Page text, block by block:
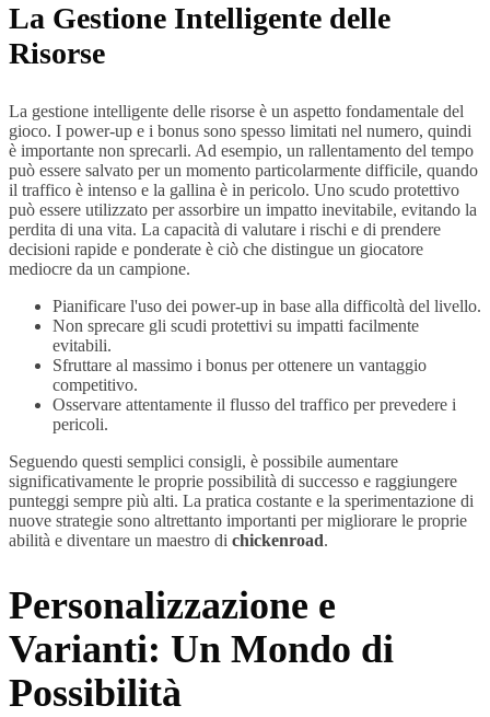
La Gestione Intelligente delle
Risorse
La gestione intelligente delle risorse è un aspetto fondamentale del
gioco. I power-up e i bonus sono spesso limitati nel numero, quindi
è importante non sprecarli. Ad esempio, un rallentamento del tempo
può essere salvato per un momento particolarmente difficile, quando
il traffico è intenso e la gallina è in pericolo. Uno scudo protettivo
può essere utilizzato per assorbire un impatto inevitabile, evitando la
perdita di una vita. La capacità di valutare i rischi e di prendere
decisioni rapide e ponderate è ciò che distingue un giocatore
mediocre da un campione.
Pianificare l'uso dei power-up in base alla difficoltà del livello.
Non sprecare gli scudi protettivi su impatti facilmente
evitabili.
Sfruttare al massimo i bonus per ottenere un vantaggio
competitivo.
Osservare attentamente il flusso del traffico per prevedere i
pericoli.
Seguendo questi semplici consigli, è possibile aumentare
significativamente le proprie possibilità di successo e raggiungere
punteggi sempre più alti. La pratica costante e la sperimentazione di
nuove strategie sono altrettanto importanti per migliorare le proprie
abilità e diventare un maestro di chickenroad.
Personalizzazione e
Varianti: Un Mondo di
Possibilità